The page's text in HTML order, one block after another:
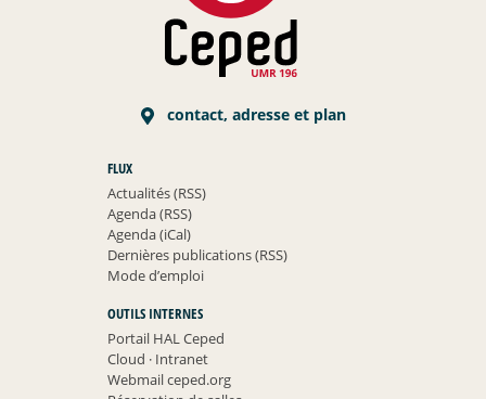
contact, adresse et plan
FLUX
Actualités (RSS)
Agenda (RSS)
Agenda (iCal)
Dernières publications (RSS)
Mode d’emploi
OUTILS INTERNES
Portail HAL Ceped
Cloud ·Intranet
Webmail ceped.org